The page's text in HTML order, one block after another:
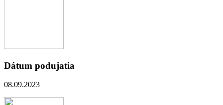
Dátum podujatia
08.09.2023